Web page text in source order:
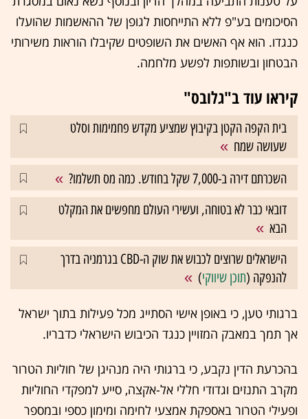
הסיכומים בע"פ ללא התייחסות לגופן של ההאשמות שהועלו
כנגדו. הוא אף האשים את השופטים שקיבלו הוראות משירותי
הבטחון ובשותפות לפשע מלחמה.
קיראו עוד ב"גלובס"
בית הקפה הקטן בקיבוץ שמציע מקדש פחמימות וסלט
שעושה שמח
השכרתם דירה ב-7,000 שקל בחודש. כמה מס תשלמו?
דובאי כבר לא בטוחה, ועשירי העולם מחפשים את המקלט
הבא
הישראלים שרוצים לכבוש את שוק ה-CBD בגרמניה בדרך
להנפקה (תוכן שיווקי)
ברגותי טען, כי באופן אישי הסתייג מכל פעילות בתוך ישראל
אך תמך במאבק המזויין כנגד הכיבוש הישראלי כדבריו.
בהכרעת הדין נקבע, כי ברגותי היה מנהיגן של חוליות הטרור
מקרב התנזים וגדודי חללי אל-אקצה, סייע למפקדי החוליות
ופעילי הטרור באספקת אמצעי לחימה ומימון כספי ובמספר